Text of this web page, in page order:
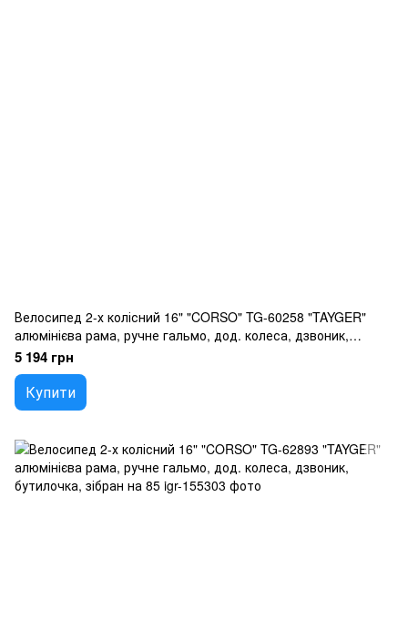
Велосипед 2-х колісний 16" "CORSO" TG-60258 "TAYGER"
алюмінієва рама, ручне гальмо, дод. колеса, дзвоник,
бутилочка, зібран на 85
5 194 грн
Купити